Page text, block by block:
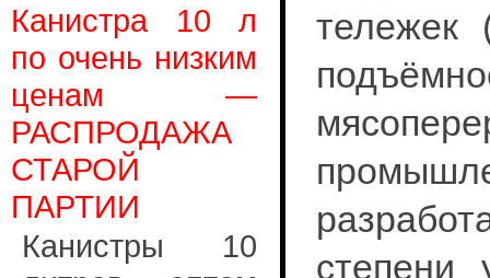
Канистра 10 л
по очень низким
ценам —
РАСПРОДАЖА
СТАРОЙ
ПАРТИИ
Канистры 10
тележек
степени